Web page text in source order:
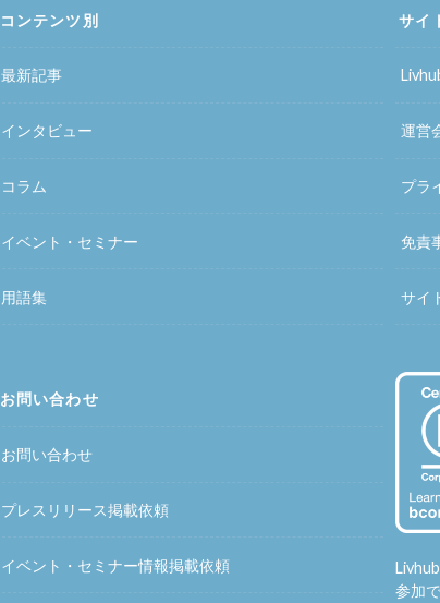
コンテンツ別
最新記事
インタビュー
コラム
イベント・セミナー
用語集
お問い合わせ
お問い合わせ
プレスリリース掲載依頼
イベント・セミナー情報掲載依頼
サイ
運営
プラ
免責
サイ
参加